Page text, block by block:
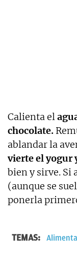
Calienta el
chocolate.
ablandar la
vierte el yogur
bien y sirve. Si
(aunque se
ponerla
TEMAS: